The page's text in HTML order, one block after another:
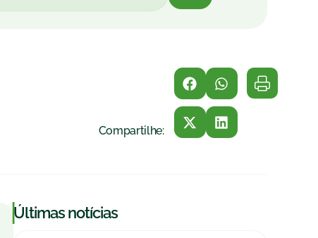
Compartilhe:
|Últimas notícias